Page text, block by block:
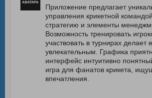
Приложение предлагает
управления крикетной
стратегию и элементы
Возможность тренировать
участвовать в турнирах делает
увлекательным. Графика
интерфейс интуитивно
игра для фанатов крикета,
впечатления.